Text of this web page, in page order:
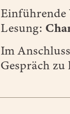
Einführende
Lesung:
Im
Gespräch